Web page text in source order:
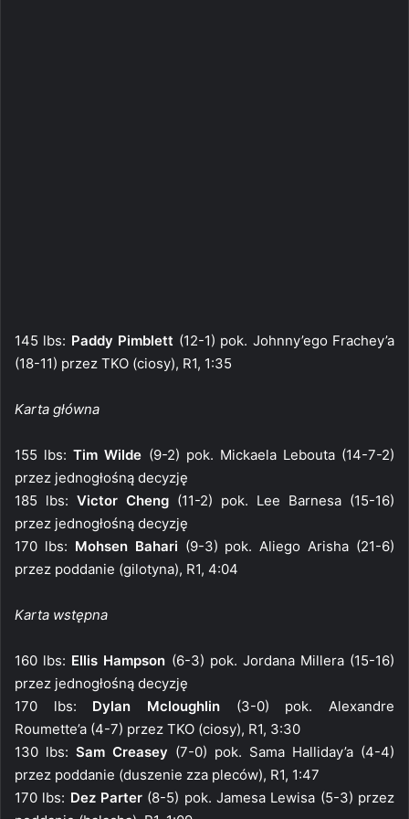
145 lbs: Paddy Pimblett (12-1) pok. Johnny’ego Frachey’a
(18-11) przez TKO (ciosy), R1, 1:35
Karta główna
155 lbs:Tim Wilde (9-2) pok. Mickaela Lebouta (14-7-2)
przez jednogłośną decyzję
185 lbs: Victor Cheng (11-2) pok. Lee Barnesa (15-16)
przez jednogłośną decyzję
170 lbs: Mohsen Bahari (9-3) pok. Aliego Arisha (21-6)
przez poddanie (gilotyna), R1, 4:04
Karta wstępna
160 lbs: Ellis Hampson (6-3) pok. Jordana Millera (15-16)
przez jednogłośną decyzję
170 lbs: Dylan Mcloughlin (3-0) pok. Alexandre
Roumette’a (4-7) przez TKO (ciosy), R1, 3:30
130 lbs: Sam Creasey (7-0) pok. Sama Halliday’a (4-4)
przez poddanie (duszenie zza pleców), R1, 1:47
170 lbs: Dez Parter (8-5) pok. Jamesa Lewisa (5-3) przez